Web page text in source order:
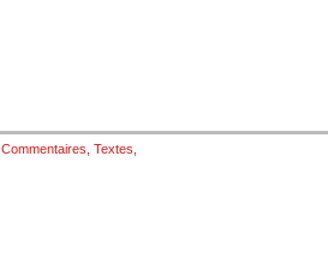
Commentaires Textes